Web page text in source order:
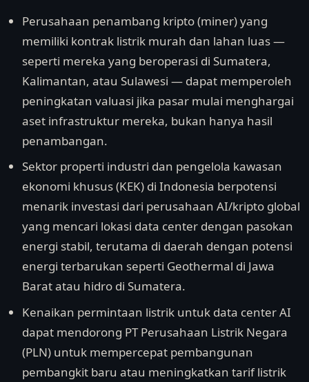
Perusahaan penambang kripto (miner) yang
memiliki kontrak listrik murah dan lahan luas —
seperti mereka yang beroperasi di Sumatera,
Kalimantan, atau Sulawesi — dapat memperoleh
peningkatan valuasi jika pasar mulai menghargai
aset infrastruktur mereka, bukan hanya hasil
penambangan.
Sektor properti industri dan pengelola kawasan
ekonomi khusus (KEK) di Indonesia berpotensi
menarik investasi dari perusahaan AI/kripto global
yang mencari lokasi data center dengan pasokan
energi stabil, terutama di daerah dengan potensi
energi terbarukan seperti Geothermal di Jawa
Barat atau hidro di Sumatera.
Kenaikan permintaan listrik untuk data center AI
dapat mendorong PT Perusahaan Listrik Negara
(PLN) untuk mempercepat pembangunan
pembangkit baru atau meningkatkan tarif listrik